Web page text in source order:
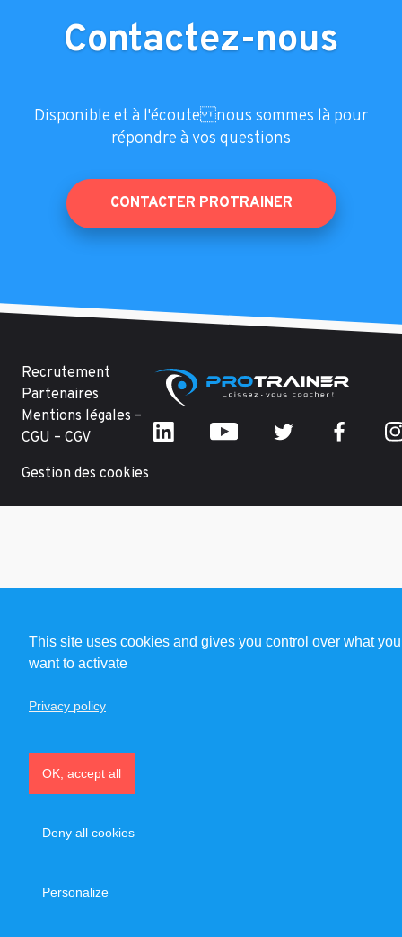
Contactez-nous
Disponible et à l'écoute nous sommes là pour
répondre à vos questions
CONTACTER PROTRAINER
Recrutement
Partenaires
Mentions légales –
CGU – CGV
Gestion des cookies
This site uses cookies and gives you control over what you
want to activate
OK, accept all
Deny all cookies
Personalize
Privacy policy